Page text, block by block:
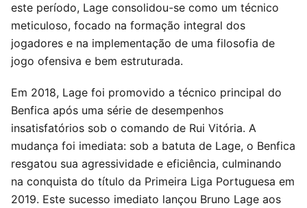
este período, Lage consolidou-se como um técnico
meticuloso, focado na formação integral dos
jogadores e na implementação de uma filosofia de
jogo ofensiva e bem estruturada.
Em 2018, Lage foi promovido a técnico principal do
Benfica após uma série de desempenhos
insatisfatórios sob o comando de Rui Vitória. A
mudança foi imediata: sob a batuta de Lage, o Benfica
resgatou sua agressividade e eficiência, culminando
na conquista do título da Primeira Liga Portuguesa em
2019. Este sucesso imediato lançou Bruno Lage aos